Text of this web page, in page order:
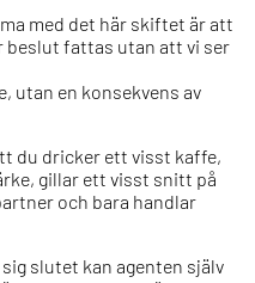
med det här skiftet är att
beslut fattas utan att vi ser
utan en konsekvens av
du dricker ett visst kaffe,
gillar ett visst snitt på
och bara handlar
slutet kan agenten själv